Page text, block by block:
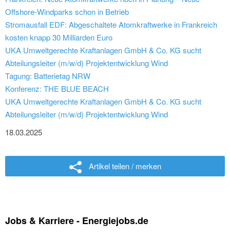
Offshore-Windparks schon in Betrieb
Stromausfall EDF: Abgeschaltete Atomkraftwerke in Frankreich
kosten knapp 30 Milliarden Euro
UKA Umweltgerechte Kraftanlagen GmbH & Co. KG sucht
Abteilungsleiter (m/w/d) Projektentwicklung Wind
Tagung: Batterietag NRW
Konferenz: THE BLUE BEACH
UKA Umweltgerechte Kraftanlagen GmbH & Co. KG sucht
Abteilungsleiter (m/w/d) Projektentwicklung Wind
18.03.2025
Artikel teilen / merken
Jobs & Karriere - Energiejobs.de